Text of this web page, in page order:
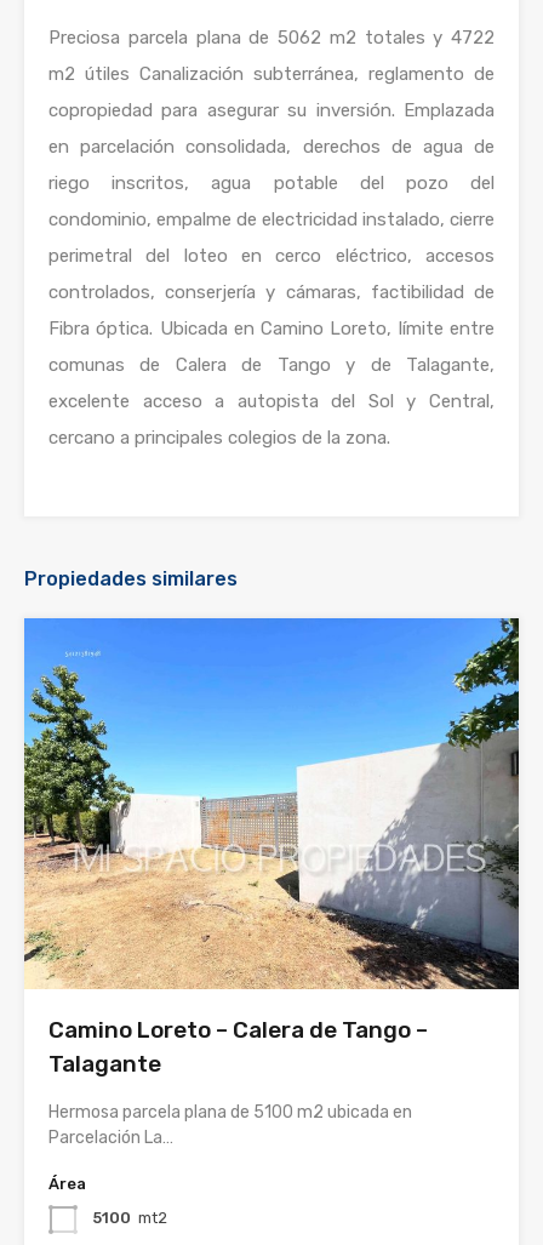
Preciosa parcela plana de 5062 m2 totales y 4722
m2 útiles Canalización subterránea, reglamento de
copropiedad para asegurar su inversión. Emplazada
en parcelación consolidada, derechos de agua de
riego inscritos, agua potable del pozo del
condominio, empalme de electricidad instalado, cierre
perimetral del loteo en cerco eléctrico, accesos
controlados, conserjería y cámaras, factibilidad de
Fibra óptica. Ubicada en Camino Loreto, límite entre
comunas de Calera de Tango y de Talagante,
excelente acceso a autopista del Sol y Central,
cercano a principales colegios de la zona.
Propiedades similares
Camino Loreto – Calera de Tango –
Talagante
Hermosa parcela plana de 5100 m2 ubicada en
Parcelación La…
Área
5100 mt2